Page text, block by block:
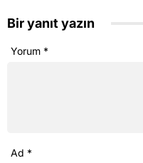
Bir yanıt yazın
Yorum *
Ad *